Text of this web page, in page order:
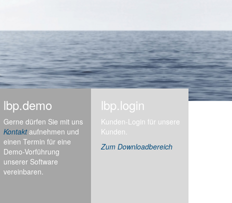
lbp.demo
Gerne dürfen Sie mit uns
Kontaktaufnehmen und
einen Termin für eine
Demo-Vorführung
unserer Software
vereinbaren.
lbp.login
Kunden-Login für unsere
Kunden.
Zum Downloadbereich